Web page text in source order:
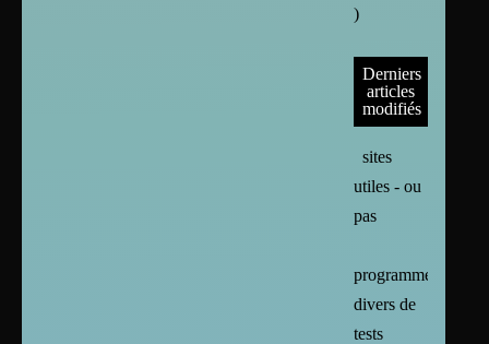
)
Derniers
articles
modifiés
sites
utiles - ou
pas
programmes
divers de
tests